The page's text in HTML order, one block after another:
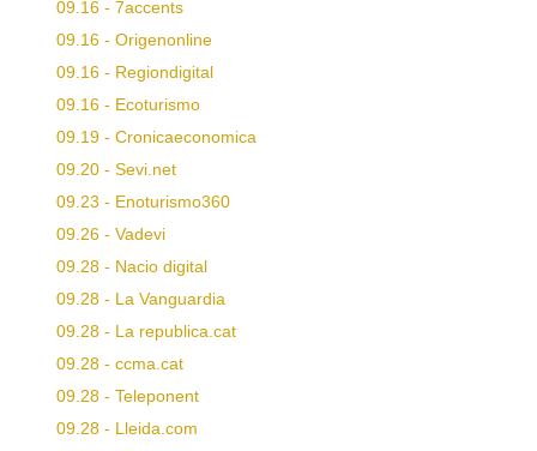
09.16 - 7accents
09.16 - Origenonline
09.16 - Regiondigital
09.16 - Ecoturismo
09.19 - Cronicaeconomica
09.20 - Sevi.net
09.23 - Enoturismo360
09.26 - Vadevi
09.28 - Nacio digital
09.28 - La Vanguardia
09.28 - La republica.cat
09.28 - ccma.cat
09.28 - Teleponent
09.28 - Lleida.com